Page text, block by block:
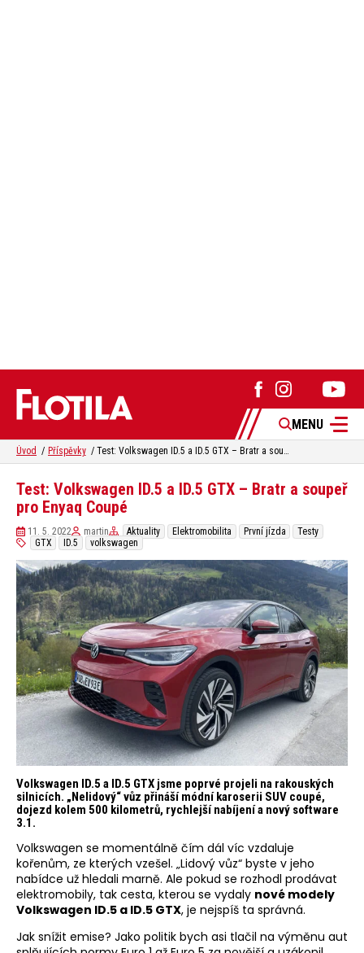
MENU
Úvod Příspěvky Test: Volkswagen ID.5 a ID.5 GTX – Bratr a soupeř pro Enyaq Coupé
Test: Volkswagen ID.5 a ID.5 GTX – Bratr a soupeř
pro Enyaq Coupé
11. 5. 2022 martin Aktuality Elektromobilita První jízda
Testy
GTX
ID.5 volkswagen
Volkswagen ID.5 a ID.5 GTX jsme poprvé projeli na rakouských
silnicích. „Nelidový“ vůz přináší módní karoserii SUV coupé,
dojezd kolem 500 kilometrů, rychlejší nabíjení a nový software
3.1.
Volkswagen se momentálně čím dál víc vzdaluje
kořenům, ze kterých vzešel. „Lidový vůz“ byste v jeho
nabídce už hledali marně. Ale pokud se rozhodl prodávat
elektromobily, tak cesta, kterou se vydaly nové modely
Volkswagen ID.5 a ID.5 GTX, je nejspíš ta správná.
Jak snížit emise? Jako politik bych asi tlačil na výměnu aut